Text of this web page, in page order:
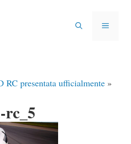
MENU
RC presentata ufficialmente »
rc_5